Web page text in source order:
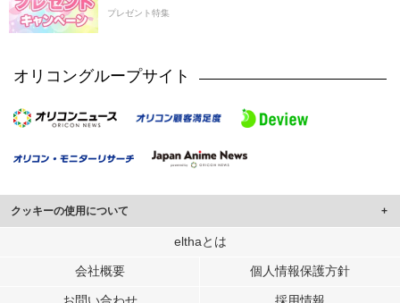
プレゼント特集
オリコングループサイト
クッキーの使用について
このサイトでは Cookie を使用して、ユーザーに合わせたコンテンツや広告の
行っています。
elthaとは
会社概要 個人情報保護方針